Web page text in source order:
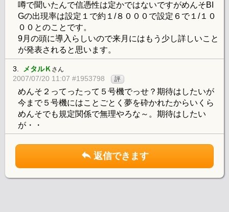
噂で聞いたんで信憑性は定かではないですがめんそBI
Gの出現率は設定１で約１/８０００で設定６で１/１０
００とのことです。
9月の頭に導入らしいので来月にはもう少し詳しいこと
が発表されると思います。
3. メタルＫ さん
2007/07/20 11:07 #1953798 評
めんそ２ってったって５号機でっせ？期待はしたいが
今まで５号機にはことごとく夢を砕かれたからいくら
めんそでも規定関係で無理やろな～。期待はしたい
が・・
返信できます